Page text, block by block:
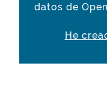
datos de
He